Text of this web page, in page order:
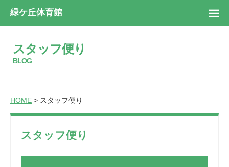
緑ケ丘体育館
スタッフ便り
BLOG
HOME > スタッフ便り
スタッフ便り